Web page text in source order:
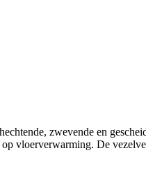
zwevende en
De